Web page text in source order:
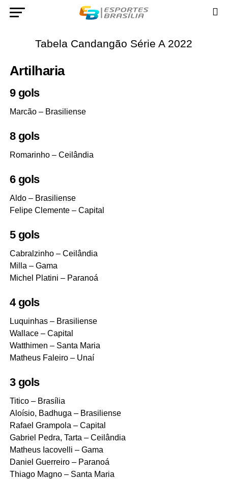
Tabela Candangão Série A 2022
Artilharia
9 gols
Marcão – Brasiliense
8 gols
Romarinho – Ceilândia
6 gols
Aldo – Brasiliense
Felipe Clemente – Capital
5 gols
Cabralzinho – Ceilândia
Milla – Gama
Michel Platini – Paranoá
4 gols
Luquinhas – Brasiliense
Wallace – Capital
Watthimen – Santa Maria
Matheus Faleiro – Unaí
3 gols
Titico – Brasília
Aloísio, Badhuga – Brasiliense
Rafael Grampola – Capital
Gabriel Pedra, Tarta – Ceilândia
Matheus Iacovelli – Gama
Daniel Guerreiro – Paranoá
Thiago Magno – Santa Maria